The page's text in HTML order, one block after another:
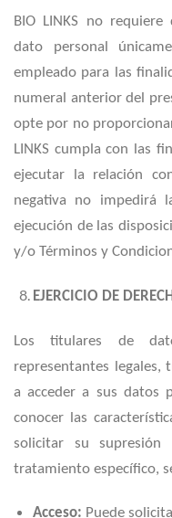
BIO LINKS no
dato personal
empleado para las
numeral anterior del
opte por no
LINKS cumpla con las
ejecutar la relación
negativa no impedirá
ejecución de las
y/o Términos y
EJERCICIO DE
Los titulares de
representantes legales,
a acceder a sus datos
conocer las
solicitar su
tratamiento específico,
Acceso: Puede